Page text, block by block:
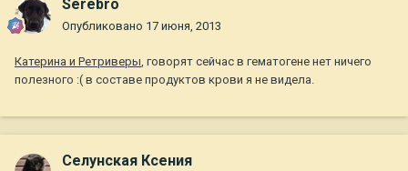
Serebro
Опубликовано 17 июня, 2013
Катерина и Ретриверы, говорят сейчас в гематогене нет ничего
полезного :( в составе продуктов крови я не видела.
Селунская Ксения